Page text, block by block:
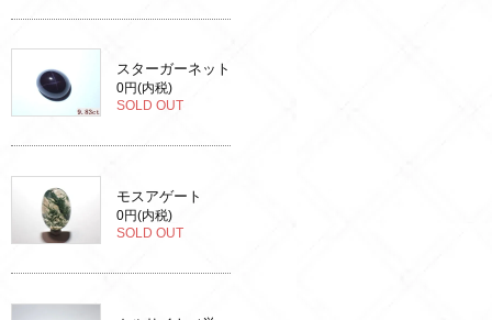
スターガーネット
0円(内税)
SOLD OUT
モスアゲート
0円(内税)
SOLD OUT